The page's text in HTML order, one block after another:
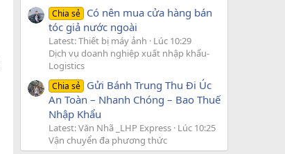
Chia sẻ Có nên mua cửa hàng bán
tóc giả nước ngoài
Latest: Thiết bị máy ảnh
Lúc 10:29
Dịch vụ doanh nghiệp xuất nhập khẩu-
Logistics
Chia sẻ Gửi Bánh Trung Thu Đi Úc
An Toàn – Nhanh Chóng – Bao Thuế
Nhập Khẩu
Latest: Văn Nhã _LHP Express Lúc 10:25
Vận chuyển đa phương thức